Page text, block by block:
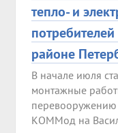
тепло- и
районе
В начале июля
монтажные
перевооружению
КОММод на